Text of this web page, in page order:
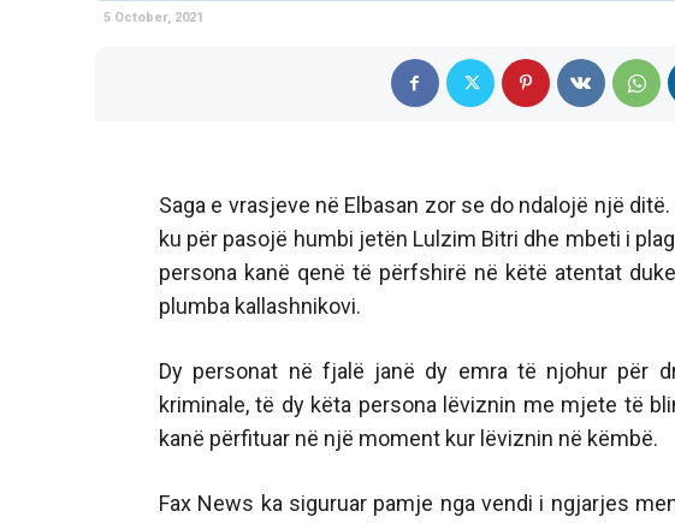
5 October, 2021
Saga e vrasjeve në Elbasan zor se do ndalojë një
ku për pasojë humbi jetën Lulzim Bitri dhe mbeti i
persona kanë qenë të përfshirë në këtë atentat
plumba kallashnikovi.
Dy personat në fjalë janë dy emra të njohur për
kriminale, të dy këta persona lëviznin me mjete të
kanë përfituar në një moment kur lëviznin në këmbë.
Fax News ka siguruar pamje nga vendi i ngjarjes